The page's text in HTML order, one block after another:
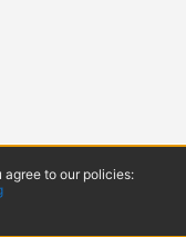
to our policies: